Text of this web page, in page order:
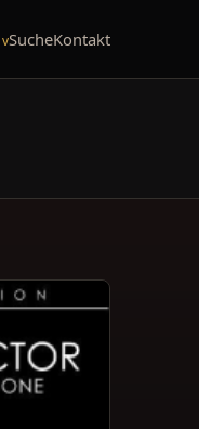
SucheKontakt